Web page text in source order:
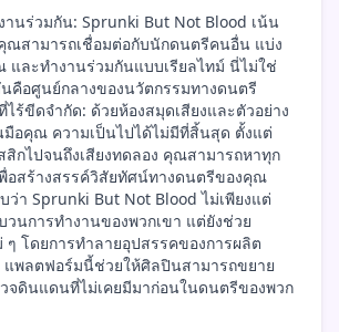
านร่วมกัน: Sprunki But Not Blood เน้น
ณสามารถเชื่อมต่อกับนักดนตรีคนอื่น แบ่ง
ละทำงานร่วมกันแบบเรียลไทม์ นี่ไม่ใช่
คือศูนย์กลางของนวัตกรรมทางดนตรี
ไร้ขีดจำกัด: ด้วยห้องสมุดเสียงและตัวอย่าง
มือคุณ ความเป็นไปได้ไม่มีที่สิ้นสุด ตั้งแต่
สิกไปจนถึงเสียงทดลอง คุณสามารถหาทุก
อสร้างสรรค์วิสัยทัศน์ทางดนตรีของคุณ
ว่า Sprunki But Not Blood ไม่เพียงแต่
วนการทำงานของพวกเขา แต่ยังช่วย
ๆ โดยการทำลายอุปสรรคของการผลิต
แพลตฟอร์มนี้ช่วยให้ศิลปินสามารถขยาย
จดินแดนที่ไม่เคยมีมาก่อนในดนตรีของพวก